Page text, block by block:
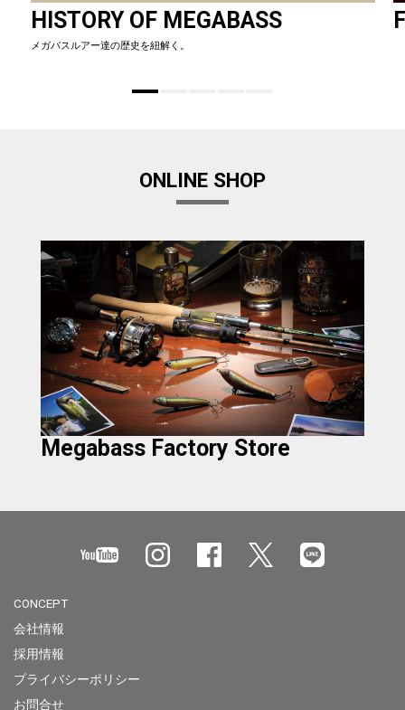
HISTORY OF MEGABASS
メガバスルアー達の歴史を紐解く。
ONLINE SHOP
Megabass Factory Store
CONCEPT
会社情報
採用情報
プライバシーポリシー
お問合せ